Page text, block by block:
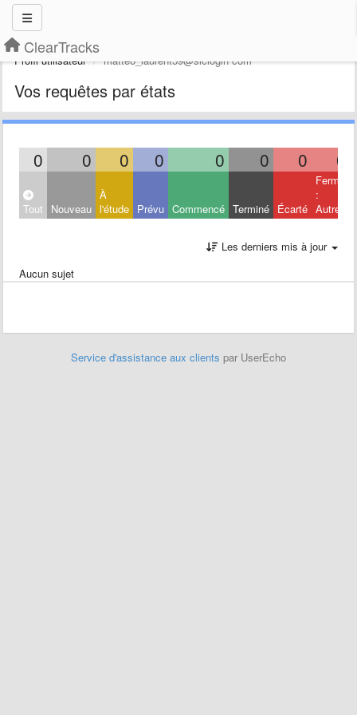
ClearTracks
Profil utilisateur mattéo_laurent59@slclogin com
Vos requêtes par états
0 0 0 0 0 0 0 0
Tout Nouveau
À
l'étude Prévu Commencé Terminé Écarté
Fermé
:
Autres
Les derniers mis à jour
Aucun sujet
Service d'assistance aux clients par UserEcho